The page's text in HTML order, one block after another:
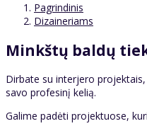
Pagrindinis
Dizaineriams
Minkštų baldų
Dirbate su interjero
savo profesinį kelią.
Galime padėti projektuose,